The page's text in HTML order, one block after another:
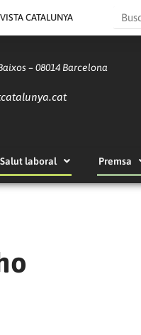
CATALUNYA
– 08014 Barcelona
Salut laboral Premsa